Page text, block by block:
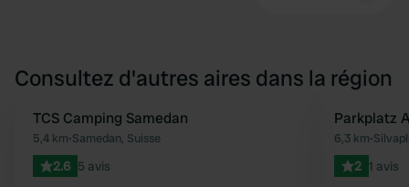
Consultez d'autres aires dans la région
Préféré
TCS Camping Samedan
5,4 km•Samedan, Suisse
2.6 5 avis
Parkplatz
6,3 km•
2 1 avis